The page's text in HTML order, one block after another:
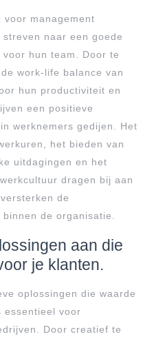
voor management
naar een goede
hun team. Door te
work-life balance van
hun productiviteit en
een positieve
werknemers gedijen. Het
het bieden van
uitdagingen en het
dragen bij aan
de
de organisatie.
aan die
je klanten.
oplossingen die waarde
essentieel voor
Door creatief te